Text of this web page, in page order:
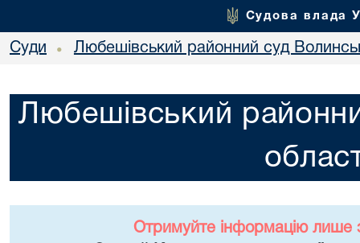
Судова влада
Суди • Любешівський районний суд
Любешівський
Отримуйте інформацію лише